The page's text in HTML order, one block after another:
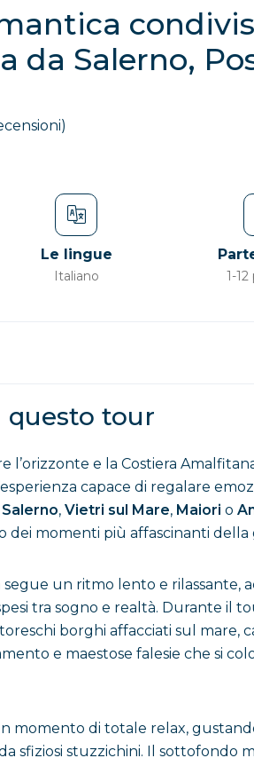
da Salerno,
Le lingue
Italiano 1-
questo tour
l’orizzonte e la Costiera
capace di regalare
Salerno, Vietri sul Mare, Maiori o
dei momenti più affascinanti della
segue un ritmo lento e rilassante,
tra sogno e realtà. Durante il
borghi affacciati sul mare,
e maestose falesie che si
momento di totale relax,
sfiziosi stuzzichini. Il sottofondo